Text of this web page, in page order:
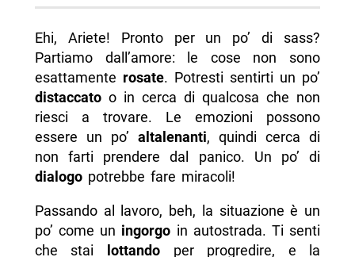
Ehi, Ariete! Pronto per un po’ di sass?
Partiamo dall’amore: le cose non sono
esattamente rosate. Potresti sentirti un po’
distaccatoo in cerca di qualcosa che non
riesci a trovare. Le emozioni possono
essere un po’ altalenanti, quindi cerca di
non farti prendere dal panico. Un po’ di
dialogopotrebbe fare miracoli!
Passando al lavoro, beh, la situazione è un
po’ come un ingorgo in autostrada. Ti senti
che stai lottandoper progredire, e la